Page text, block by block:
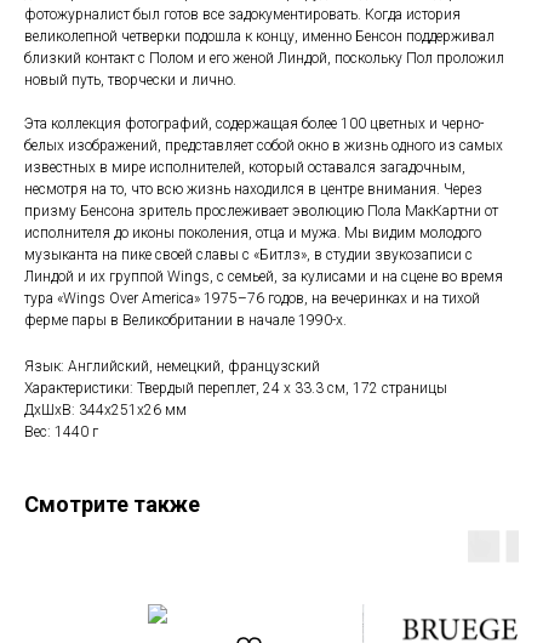
фотожурналист был готов все задокументировать. Когда история
великолепной четверки подошла к концу, именно Бенсон поддерживал
близкий контакт с Полом и его женой Линдой, поскольку Пол проложил
новый путь, творчески и лично.
Эта коллекция фотографий, содержащая более 100 цветных и черно-
белых изображений, представляет собой окно в жизнь одного из самых
известных в мире исполнителей, который оставался загадочным,
несмотря на то, что всю жизнь находился в центре внимания. Через
призму Бенсона зритель прослеживает эволюцию Пола МакКартни от
исполнителя до иконы поколения, отца и мужа. Мы видим молодого
музыканта на пике своей славы с «Битлз», в студии звукозаписи с
Линдой и их группой Wings, с семьей, за кулисами и на сцене во время
тура «Wings Over America» 1975–76 годов, на вечеринках и на тихой
ферме пары в Великобритании в начале 1990-х.
Язык: Английский, немецкий, французский
Характеристики: Твердый переплет, 24 x 33.3 см, 172 страницы
ДxШxВ: 344x251x26 мм
Вес: 1440 г
Смотрите также